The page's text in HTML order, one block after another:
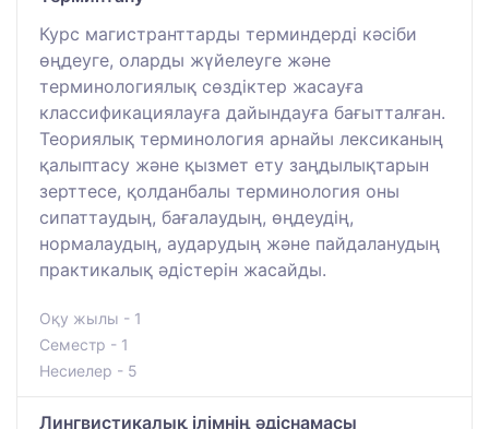
Курс магистранттарды терминдерді кәсіби
өңдеуге, оларды жүйелеуге және
терминологиялық сөздіктер жасауға
классификациялауға дайындауға бағытталған.
Теориялық терминология арнайы лексиканың
қалыптасу және қызмет ету заңдылықтарын
зерттесе, қолданбалы терминология оны
сипаттаудың, бағалаудың, өңдеудің,
нормалаудың, аударудың және пайдаланудың
практикалық әдістерін жасайды.
Оқу жылы - 1
Семестр - 1
Несиелер - 5
Лингвистикалық ілімнің әдіснамасы